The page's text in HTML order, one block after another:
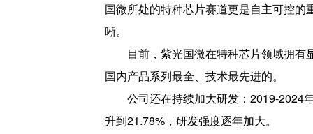
国微所处的特种芯片赛道更是自主可控
晰。
目前，紫光国微在特种芯片领域拥
国内产品系列最全、技术最先进的。
公司还在持续加大研发：2019-2024
升到21.78%，研发强度逐年加大。